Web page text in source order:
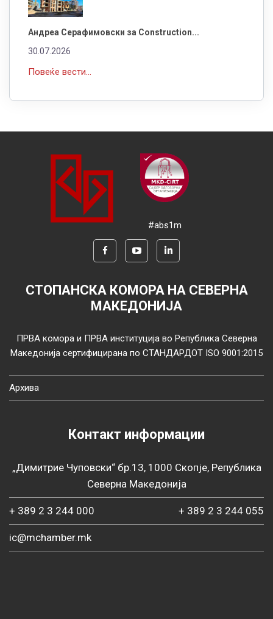
Андреа Серафимовски за Construction...
30.07.2026
Повеќе вести...
#abs1m
СТОПАНСКА КОМОРА НА СЕВЕРНА
МАКЕДОНИЈА
ПРВА комора и ПРВА институција во Република Северна
Македонија сертифицирана по СТАНДАРДОТ ISO 9001:2015
Архива
Контакт информации
„Димитрие Чуповски“ бр.13, 1000 Скопје, Република
Северна Македонија
+ 389 2 3 244 000 + 389 2 3 244 055
ic@mchamber.mk